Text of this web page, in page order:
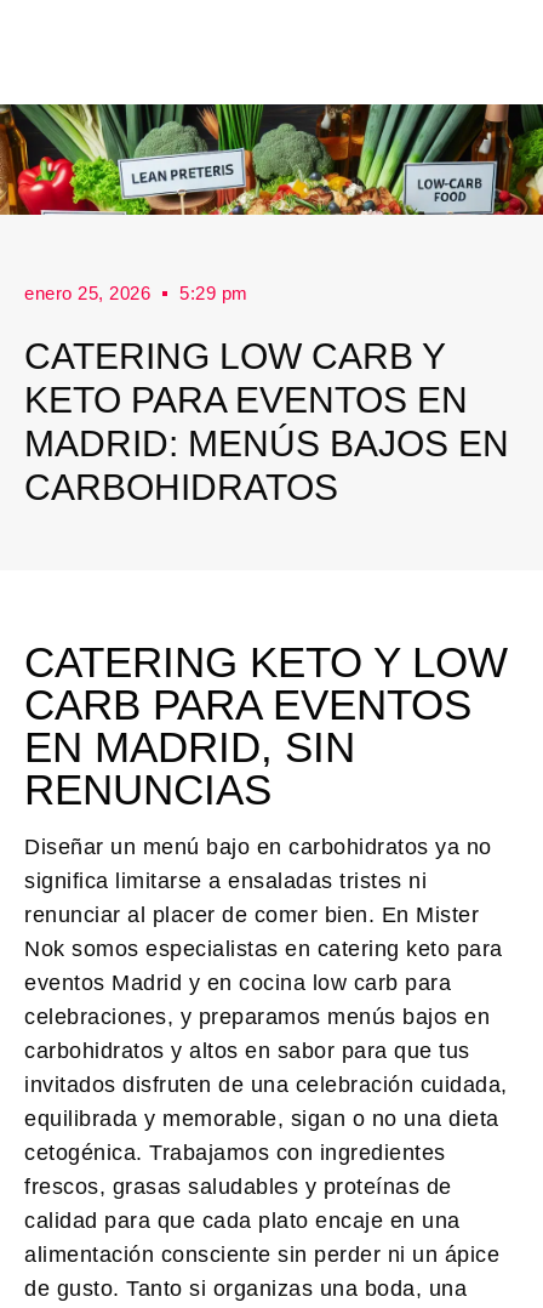
enero 25, 2026 5:29 pm
CATERING LOW CARB Y
KETO PARA EVENTOS EN
MADRID: MENÚS BAJOS EN
CARBOHIDRATOS
CATERING KETO Y LOW
CARB PARA EVENTOS
EN MADRID, SIN
RENUNCIAS
Diseñar un menú bajo en carbohidratos ya no
significa limitarse a ensaladas tristes ni
renunciar al placer de comer bien. En Mister
Nok somos especialistas en catering keto para
eventos Madrid y en cocina low carb para
celebraciones, y preparamos menús bajos en
carbohidratos y altos en sabor para que tus
invitados disfruten de una celebración cuidada,
equilibrada y memorable, sigan o no una dieta
cetogénica. Trabajamos con ingredientes
frescos, grasas saludables y proteínas de
calidad para que cada plato encaje en una
alimentación consciente sin perder ni un ápice
de gusto. Tanto si organizas una boda, una